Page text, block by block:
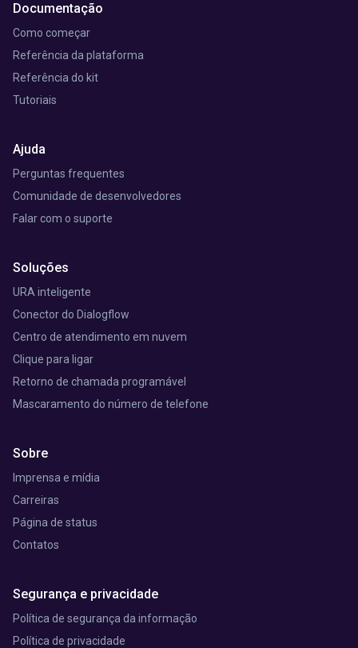
Soluções
URA inteligente
Conector do Dialogflow
Centro de atendimento em nuvem
Clique para ligar
Retorno de chamada programável
Mascaramento do número de telefone
Documentação
Como começar
Referência da plataforma
Referência do kit
Tutoriais
Ajuda
Perguntas frequentes
Comunidade de desenvolvedores
Falar com o suporte
Sobre
Imprensa e mídia
Carreiras
Página de status
Contatos
Segurança e privacidade
Política de segurança da informação
Política de privacidade